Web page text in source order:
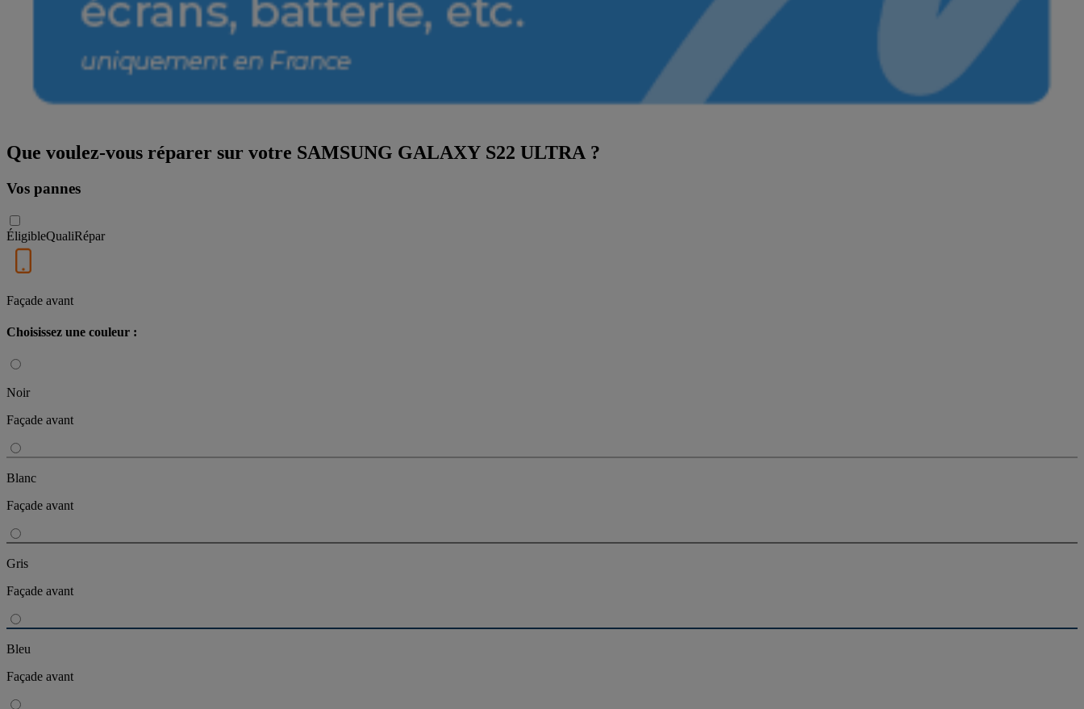
Que voulez-vous réparer sur votre SAMSUNG GALAXY S22 ULTRA ?
Vos pannes
ÉligibleQualiRépar
Façade avant
Choisissez une couleur :
Noir
Façade avant
Blanc
Façade avant
Gris
Façade avant
Bleu
Façade avant